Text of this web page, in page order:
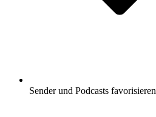
Sender und Podcasts favorisieren